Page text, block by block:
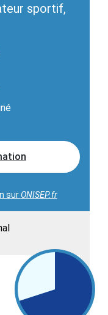
sportif,
surONISEP.fr